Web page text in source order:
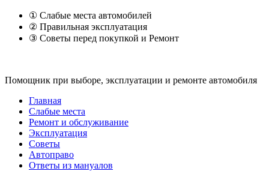
① Слабые места автомобилей
② Правильная эксплуатация
③ Советы перед покупкой и Ремонт
Помощник при выборе, эксплуатации и ремонте автомобиля
Главная
Слабые места
Ремонт и обслуживание
Эксплуатация
Советы
Автоправо
Ответы из мануалов